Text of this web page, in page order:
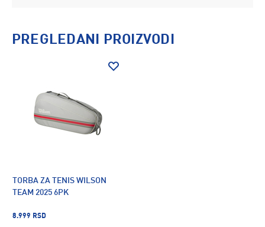
PREGLEDANI PROIZVODI
TORBA ZA TENIS WILSON
TEAM 2025 6PK
8.999 RSD